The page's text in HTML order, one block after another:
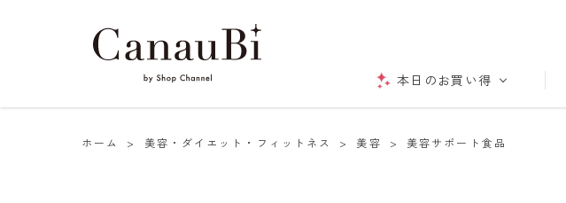
本日のお買い得
ホーム > 美容・ダイエット・フィットネス > 美容 > 美容サポート食品